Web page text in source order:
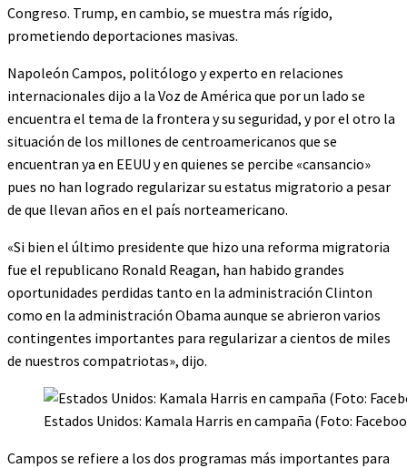
Congreso. Trump, en cambio, se muestra más rígido,
prometiendo deportaciones masivas.
Napoleón Campos, politólogo y experto en relaciones
internacionales dijo a la Voz de América que por un lado se
encuentra el tema de la frontera y su seguridad, y por el otro la
situación de los millones de centroamericanos que se
encuentran ya en EEUU y en quienes se percibe «cansancio»
pues no han logrado regularizar su estatus migratorio a pesar
de que llevan años en el país norteamericano.
«Si bien el último presidente que hizo una reforma migratoria
fue el republicano Ronald Reagan, han habido grandes
oportunidades perdidas tanto en la administración Clinton
como en la administración Obama aunque se abrieron varios
contingentes importantes para regularizar a cientos de miles
de nuestros compatriotas», dijo.
Estados Unidos: Kamala Harris en campaña (Foto:
Campos se refiere a los dos programas más importantes para